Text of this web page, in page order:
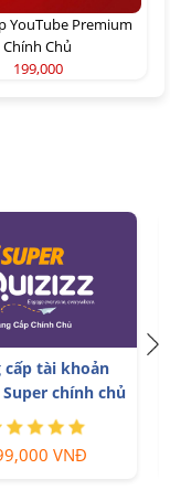
YouTube Premium
Chính Chủ
199,000
cấp tài khoản
chính chủ
VNĐ